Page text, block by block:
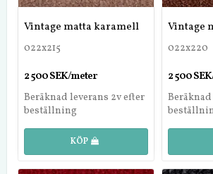
Vintage matta karamell
022x215
2 500 SEK/meter
Beräknad leverans 2v efter
beställning
KÖP
Vintage
022x220
2 500